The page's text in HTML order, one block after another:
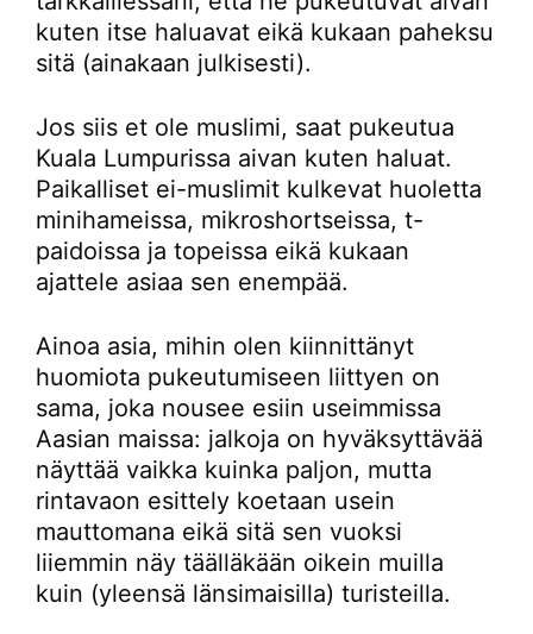
kuten itse haluavat eikä kukaan paheksu
sitä (ainakaan julkisesti).
Jos siis et ole muslimi, saat pukeutua
Kuala Lumpurissa aivan kuten haluat.
Paikalliset ei-muslimit kulkevat huoletta
minihameissa, mikroshortseissa, t-
paidoissa ja topeissa eikä kukaan
ajattele asiaa sen enempää.
Ainoa asia, mihin olen kiinnittänyt
huomiota pukeutumiseen liittyen on
sama, joka nousee esiin useimmissa
Aasian maissa: jalkoja on hyväksyttävää
näyttää vaikka kuinka paljon, mutta
rintavaon esittely koetaan usein
mauttomana eikä sitä sen vuoksi
liiemmin näy täälläkään oikein muilla
kuin (yleensä länsimaisilla) turisteilla.